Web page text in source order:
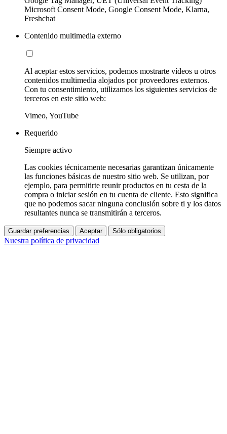
Microsoft Consent Mode, Google Consent Mode, Klarna,
Freshchat
Contenido multimedia externo
Al aceptar estos servicios, podemos mostrarte vídeos u otros
contenidos multimedia alojados por proveedores externos.
Con tu consentimiento, utilizamos los siguientes servicios de
terceros en este sitio web:
Vimeo, YouTube
Requerido
Siempre activo
Las cookies técnicamente necesarias garantizan únicamente
las funciones básicas de nuestro sitio web. Se utilizan, por
ejemplo, para permitirte reunir productos en tu cesta de la
compra o iniciar sesión en tu cuenta de cliente. Esto significa
que no podemos sacar ninguna conclusión sobre ti y los datos
resultantes nunca se transmitirán a terceros.
Guardar preferencias Aceptar Sólo obligatorios
Nuestra política de privacidad